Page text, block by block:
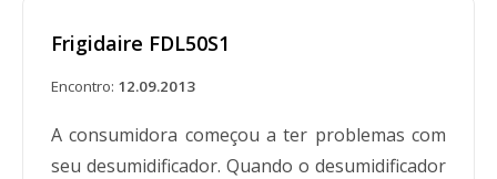
Frigidaire FDL50S1
Encontro: 12.09.2013
A consumidora começou a ter problemas com
seu desumidificador. Quando o desumidificador